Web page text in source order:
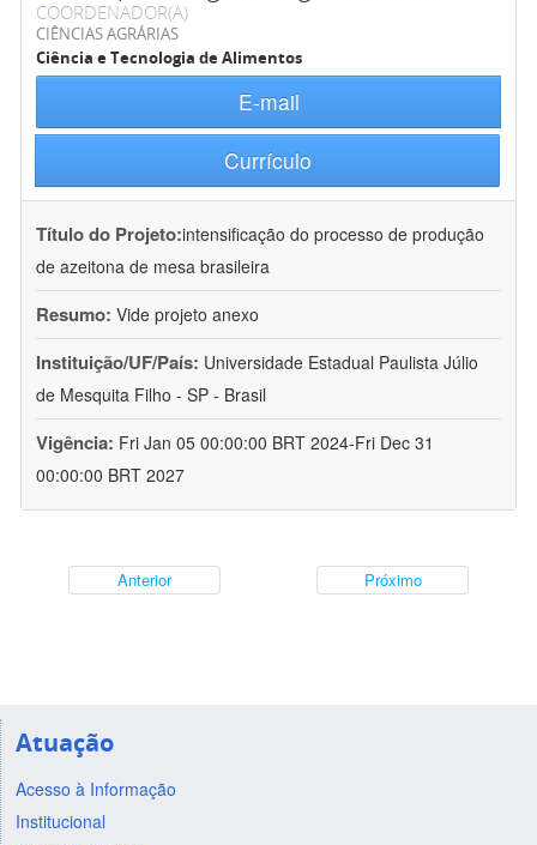
COORDENADOR(A)
CIÊNCIAS AGRÁRIAS
Ciência e Tecnologia de Alimentos
E-mail
Currículo
Título do Projeto:intensificação do processo de produção
de azeitona de mesa brasileira
Resumo: Vide projeto anexo
Instituição/UF/País: Universidade Estadual Paulista Júlio
de Mesquita Filho - SP - Brasil
Vigência: Fri Jan 05 00:00:00 BRT 2024-Fri Dec 31
00:00:00 BRT 2027
Anterior Próximo
Atuação
Acesso à Informação
Institucional